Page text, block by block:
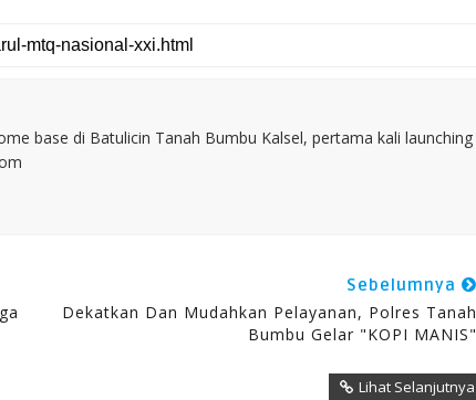
base di Batulicin Tanah Bumbu Kalsel, pertama kali launching
Sebelumnya
Dekatkan Dan Mudahkan Pelayanan, Polres Tanah
Bumbu Gelar "KOPI MANIS"
Lihat Selanjutnya